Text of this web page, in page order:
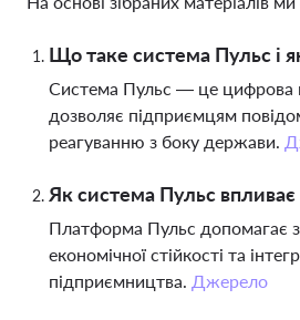
Що таке система Пульс і
Система Пульс — це цифрова
дозволяє підприємцям
реагуванню з боку держави.
Як система Пульс впливає
Платформа Пульс допомагає
економічної стійкості та
підприємництва. Джерело